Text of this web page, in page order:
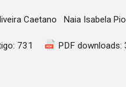
CaetanoNaia Isabela
731 PDF downloads: